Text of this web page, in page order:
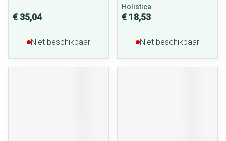
€ 35,04
Niet beschikbaar
Holistica
€ 18,53
Niet beschikbaar